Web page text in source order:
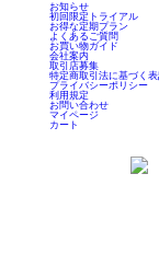
お知らせ
初回限定トライアル
お得な定期プラン
よくあるご質問
お買い物ガイド
会社案内
取引店募集
特定商取引法に基づく
プライバシーポリシー
利用規定
お問い合わせ
マイページ
カート